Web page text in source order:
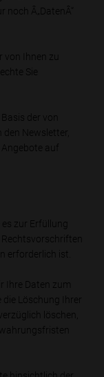
Â„DatenÂ“
Ihnen zu
Sie
der von
den Newsletter,
auf
zur Erfüllung
erforderlich ist.
Ihre Daten zum
die Löschung Ihrer
löschen,